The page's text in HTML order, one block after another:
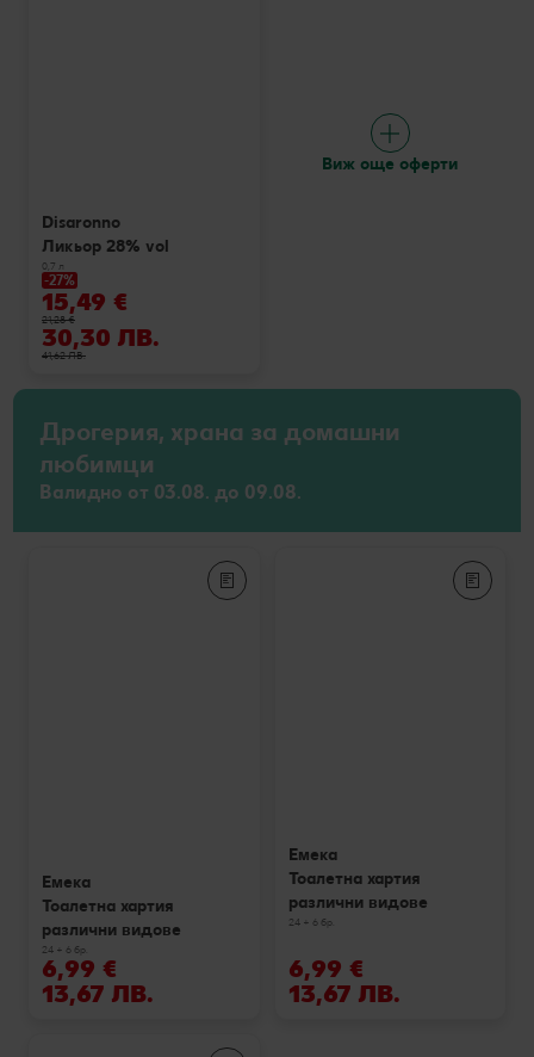
Disaronno
Ликьор 28% vol
0,7 л
-27%
15,49 €
21,28 €
30,30 ЛВ.
41,62 ЛВ.
Виж още оферти
Дрогерия, храна за домашни
любимци
Валидно от 03.08. до 09.08.
Емека
Тоалетна хартия
различни видове
24 + 6 бр.
6,99 €
13,67 ЛВ.
Емека
Тоалетна хартия
различни видове
24 + 6 бр.
6,99 €
13,67 ЛВ.